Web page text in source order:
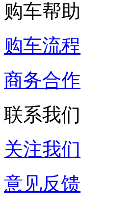
购车帮助
购车流程
商务合作
联系我们
关注我们
意见反馈